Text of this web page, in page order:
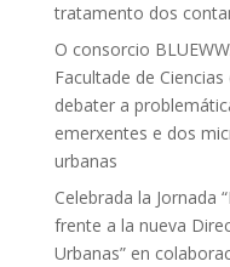
tratamento dos
O consorcio
Facultade de
debater a
emerxentes e dos
urbanas
Celebrada la Jornada
frente a la nueva
Urbanas” en